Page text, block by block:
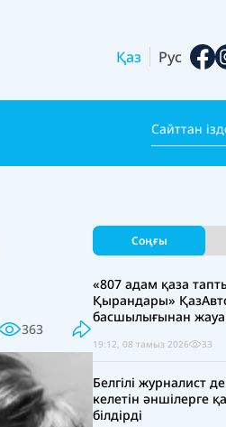
Қаз Рус
363
Соңғы
«807 адам қаза
Қырандары»
басшылығынан
19:12, 08 тамыз 2026 33
Белгілі журналист
келетін әншілерге
білдірді